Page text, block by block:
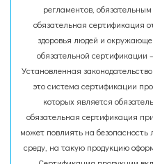
регламентов,
обязательная сертификация
здоровья людей и
обязательной сертификации
Установленная
это система сертификации
которых является
обязательная сертификация
может повлиять на
среду, на такую продукцию